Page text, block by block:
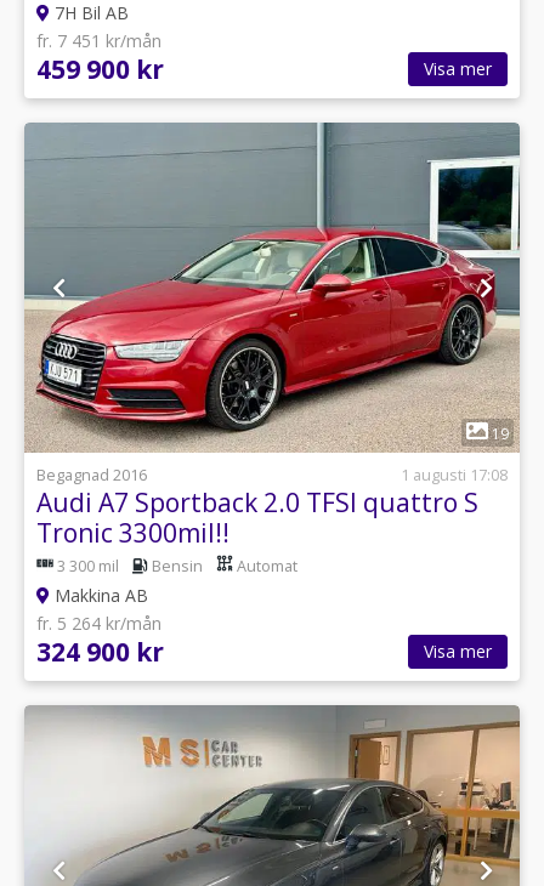
7H Bil AB
fr. 7 451 kr/mån
459 900 kr Visa mer
1
19
Begagnad 2016
1 augusti 17:08
Audi A7 Sportback 2.0 TFSI quattro S
Tronic 3300mil!!
3 300 mil Bensin Automat
Makkina AB
fr. 5 264 kr/mån
324 900 kr Visa mer